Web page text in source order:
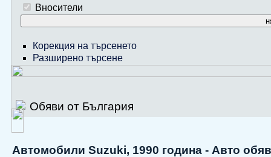
Вносители
Корекция на търсенето
Разширено търсене
Обяви от България
Автомобили Suzuki, 1990 година - Авто